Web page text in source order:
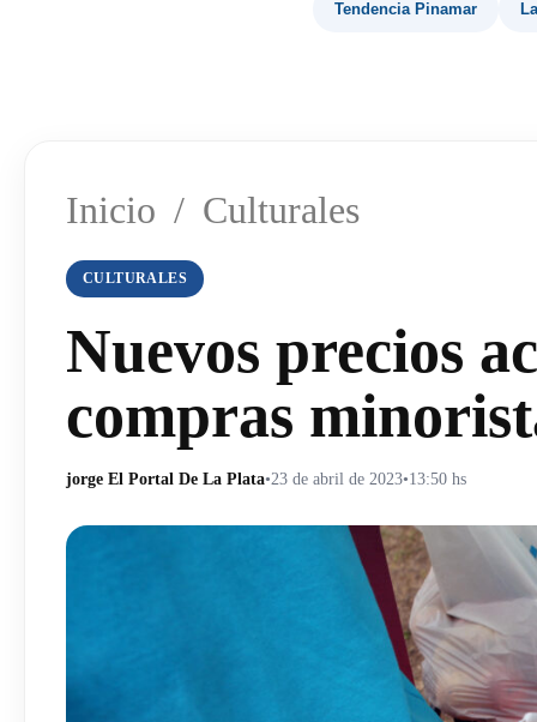
Tendencia Pinamar
Inicio / Culturales
CULTURALES
Nuevos precios
compras
jorge El Portal De La Plata•23 de abril de 2023•13:50 hs